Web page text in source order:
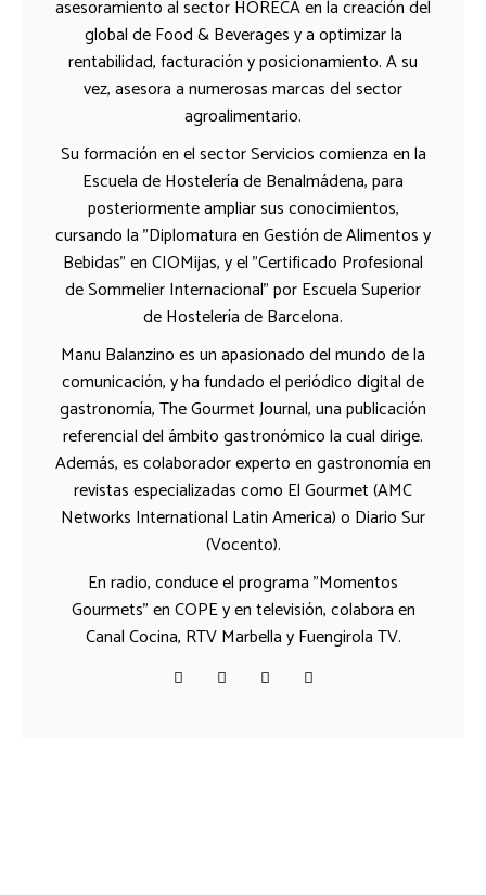
asesoramiento al sector HORECA en la creación del
global de Food & Beverages y a optimizar la
rentabilidad, facturación y posicionamiento. A su
vez, asesora a numerosas marcas del sector
agroalimentario.
Su formación en el sector Servicios comienza en la
Escuela de Hostelería de Benalmádena, para
posteriormente ampliar sus conocimientos,
cursando la "Diplomatura en Gestión de Alimentos y
Bebidas" en CIOMijas, y el "Certificado Profesional
de Sommelier Internacional" por Escuela Superior
de Hostelería de Barcelona.
Manu Balanzino es un apasionado del mundo de la
comunicación, y ha fundado el periódico digital de
gastronomía, The Gourmet Journal, una publicación
referencial del ámbito gastronómico la cual dirige.
Además, es colaborador experto en gastronomía en
revistas especializadas como El Gourmet (AMC
Networks International Latin America) o Diario Sur
(Vocento).
En radio, conduce el programa "Momentos
Gourmets" en COPE y en televisión, colabora en
Canal Cocina, RTV Marbella y Fuengirola TV.